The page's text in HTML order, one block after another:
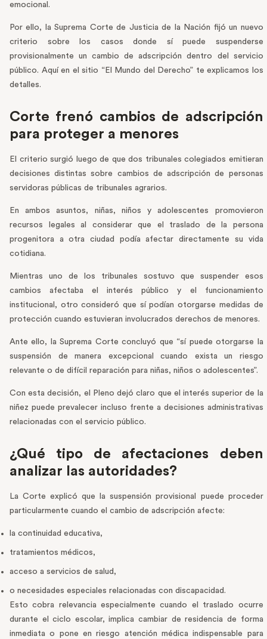
emocional.
Por ello, la Suprema Corte de Justicia de la Nación fijó un nuevo
criterio sobre los casos donde sí puede suspenderse
provisionalmente un cambio de adscripción dentro del servicio
público. Aquí en el sitio “El Mundo del Derecho” te explicamos los
detalles.
Corte frenó cambios de adscripción
para proteger a menores
El criterio surgió luego de que dos tribunales colegiados emitieran
decisiones distintas sobre cambios de adscripción de personas
servidoras públicas de tribunales agrarios.
En ambos asuntos, niñas, niños y adolescentes promovieron
recursos legales al considerar que el traslado de la persona
progenitora a otra ciudad podía afectar directamente su vida
cotidiana.
Mientras uno de los tribunales sostuvo que suspender esos
cambios afectaba el interés público y el funcionamiento
institucional, otro consideró que sí podían otorgarse medidas de
protección cuando estuvieran involucrados derechos de menores.
Ante ello, la Suprema Corte concluyó que “sí puede otorgarse la
suspensión de manera excepcional cuando exista un riesgo
relevante o de difícil reparación para niñas, niños o adolescentes”.
Con esta decisión, el Pleno dejó claro que el interés superior de la
niñez puede prevalecer incluso frente a decisiones administrativas
relacionadas con el servicio público.
¿Qué tipo de afectaciones deben
analizar las autoridades?
La Corte explicó que la suspensión provisional puede proceder
particularmente cuando el cambio de adscripción afecte:
la continuidad educativa,
tratamientos médicos,
acceso a servicios de salud,
o necesidades especiales relacionadas con discapacidad.
Esto cobra relevancia especialmente cuando el traslado ocurre
durante el ciclo escolar, implica cambiar de residencia de forma
inmediata o pone en riesgo atención médica indispensable para